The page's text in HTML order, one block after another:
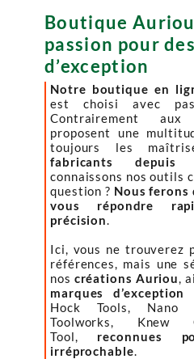
Boutique
passion pour
d’exception
Notre boutique en
est choisi avec
Contrairement
proposent une
toujours les
fabricants depuis
connaissons nos outils
question ? Nous ferons
vous répondre
précision.
Ici, vous ne trouverez
références, mais une
nos créations Auriou,
marques d’exception
Hock Tools, Nano
Toolworks, Knew
Tool, reconnues
irréprochable.